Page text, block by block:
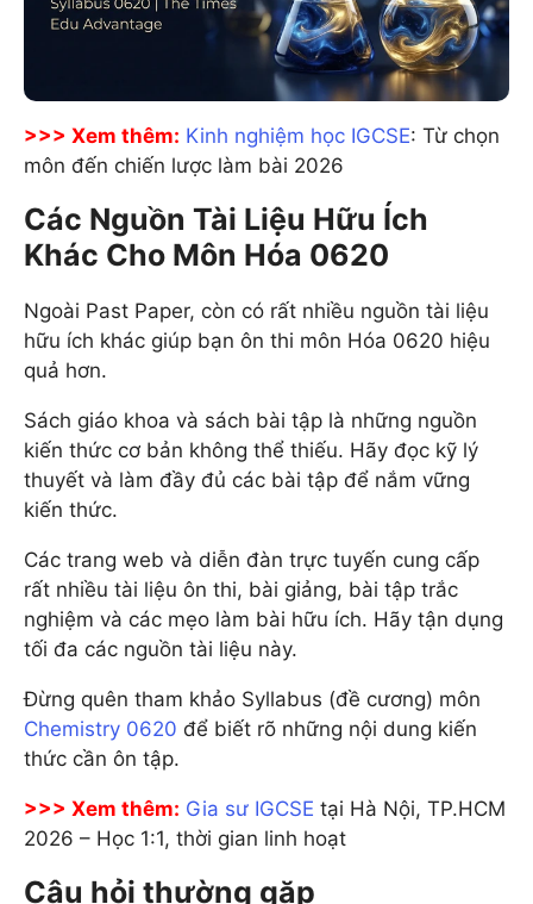
>>> Xem thêm: Kinh nghiệm học IGCSE: Từ chọn
môn đến chiến lược làm bài 2026
Các Nguồn Tài Liệu Hữu Ích
Khác Cho Môn Hóa 0620
Ngoài Past Paper, còn có rất nhiều nguồn tài liệu
hữu ích khác giúp bạn ôn thi môn Hóa 0620 hiệu
quả hơn.
Sách giáo khoa và sách bài tập là những nguồn
kiến thức cơ bản không thể thiếu. Hãy đọc kỹ lý
thuyết và làm đầy đủ các bài tập để nắm vững
kiến thức.
Các trang web và diễn đàn trực tuyến cung cấp
rất nhiều tài liệu ôn thi, bài giảng, bài tập trắc
nghiệm và các mẹo làm bài hữu ích. Hãy tận dụng
tối đa các nguồn tài liệu này.
Đừng quên tham khảo Syllabus (đề cương) môn
Chemistry 0620 để biết rõ những nội dung kiến
thức cần ôn tập.
>>> Xem thêm: Gia sư IGCSE tại Hà Nội, TP.HCM
2026 – Học 1:1, thời gian linh hoạt
Câu hỏi thường gặp